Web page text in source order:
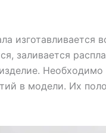
изготавливается
заливается
Необходимо
в модели. Их